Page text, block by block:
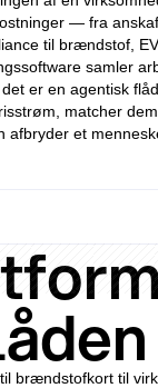
— fra
til brændstof,
samler
er en agentisk
matcher
afbryder et
brændstofkort til